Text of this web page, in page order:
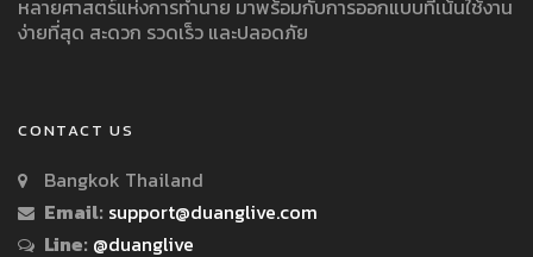
หลายศาสตร์แห่งการทำนาย มาพร้อมกับการออกแบบที่เน้นใช้งาน
ง่ายที่สุด สะดวก รวดเร็ว และปลอดภัย
CONTACT US
Bangkok Thailand
Email: support@duanglive.com
Line: @duanglive